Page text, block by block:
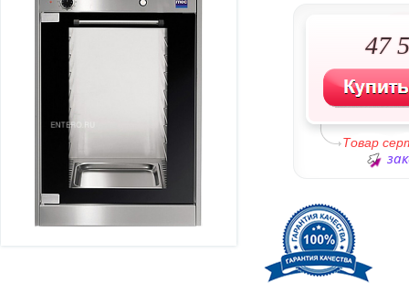
47
Товар